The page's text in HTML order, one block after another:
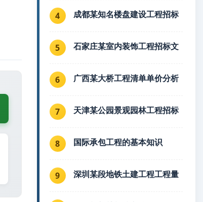
4 成都某知名楼盘建设工程招标
5 石家庄某室内装饰工程招标文
6 广西某大桥工程清单单价分析
7 天津某公园景观园林工程招标
8 国际承包工程的基本知识
9 深圳某段地铁土建工程工程量